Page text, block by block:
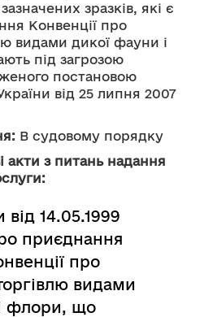
зразків, які є
Конвенції про
видами дикої фауни і
під загрозою
постановою
від 25 липня 2007
В судовому порядку
акти з питань надання
від 14.05.1999
приєднання
про
видами
флори, що